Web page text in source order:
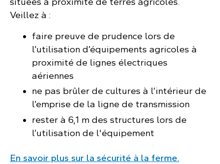
Veillez à :
faire preuve de prudence lors de
l’utilisation d’équipements agricoles à
proximité de lignes électriques
aériennes
ne pas brûler de cultures à l’intérieur de
l’emprise de la ligne de transmission
rester à 6,1 m des structures lors de
l’utilisation de l'équipement
En savoir plus sur la sécurité à la ferme.